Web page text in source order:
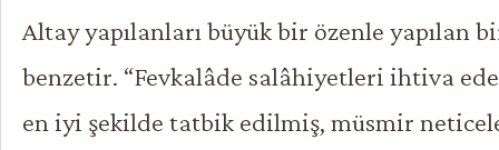
Altay yapılanları büyük bir özenle yapılan
benzetir. “Fevkalâde salâhiyetleri ihtiva
en iyi şekilde tatbik edilmiş, müsmir